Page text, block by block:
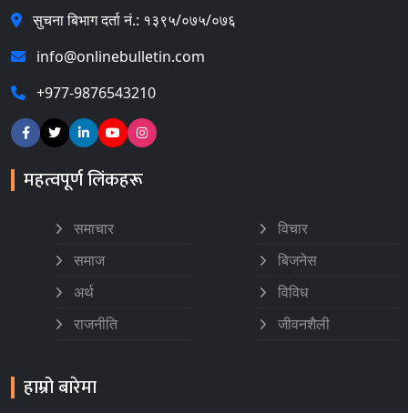
सुचना बिभाग दर्ता नं.: १३९५/०७५/०७६
info@onlinebulletin.com
+977-9876543210
महत्वपूर्ण लिंकहरू
समाचार
समाज
अर्थ
राजनीति
विचार
बिजनेस
विविध
जीवनशैली
हाम्रो बारेमा